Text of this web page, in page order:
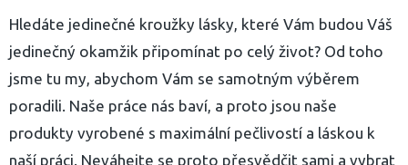
Hledáte jedinečné kroužky lásky, které Vám budou Váš
jedinečný okamžik připomínat po celý život? Od toho
jsme tu my, abychom Vám se samotným výběrem
poradili. Naše práce nás baví, a proto jsou naše
produkty vyrobené s maximální pečlivostí a láskou k
naší práci. Neváhejte se proto přesvědčit sami a vybrat